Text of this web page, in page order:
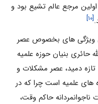
اولین مرجع عالم تشیع بود و
[۱۰]
ویژگى هاى بخصوص عصر
حائرى بنیان حوزه علمیه
تازه دمید، عصر مشکلات و
هاى علمیه است چرا که در
حاکم وقت،